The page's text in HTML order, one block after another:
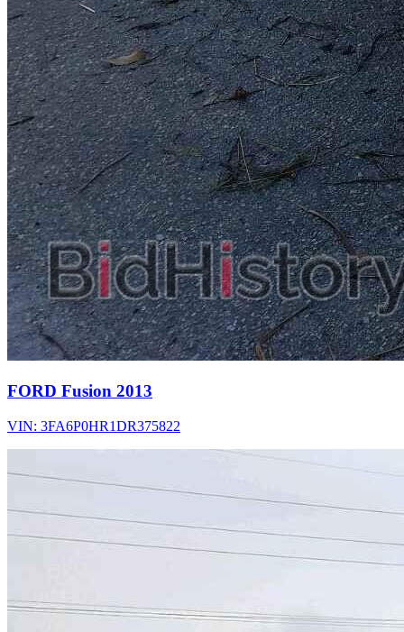
FORD Fusion 2013
VIN: 3FA6P0HR1DR375822